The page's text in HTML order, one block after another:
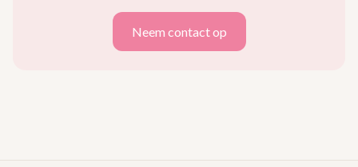
Neem contact op